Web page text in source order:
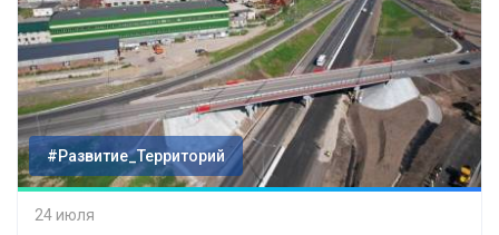
#Развитие_Территорий
24 июля